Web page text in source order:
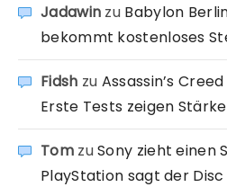
Jadawin zu Babylon
bekommt kostenloses
Fidsh zu Assassin’s
Erste Tests zeigen
TomzuSony zieht einen
PlayStation sagt der